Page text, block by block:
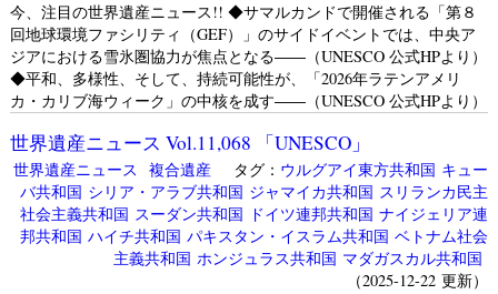
今、注目の世界遺産ニュース!! ◆サマルカンドで開催される「第８
回地球環境ファシリティ（GEF）」のサイドイベントでは、中央ア
ジアにおける雪氷圏協力が焦点となる――（UNESCO 公式HPより）
◆平和、多様性、そして、持続可能性が、「2026年ラテンアメリ
カ・カリブ海ウィーク」の中核を成す――（UNESCO 公式HPより）
世界遺産ニュース Vol.11,068 「UNESCO」
世界遺産ニュース 複合遺産タグ： ウルグアイ東方共和国 キュー
バ共和国 シリア・アラブ共和国 ジャマイカ共和国 スリランカ民主
社会主義共和国 スーダン共和国 ドイツ連邦共和国 ナイジェリア連
邦共和国 ハイチ共和国 パキスタン・イスラム共和国 ベトナム社会
主義共和国 ホンジュラス共和国 マダガスカル共和国
（2025-12-22 更新）